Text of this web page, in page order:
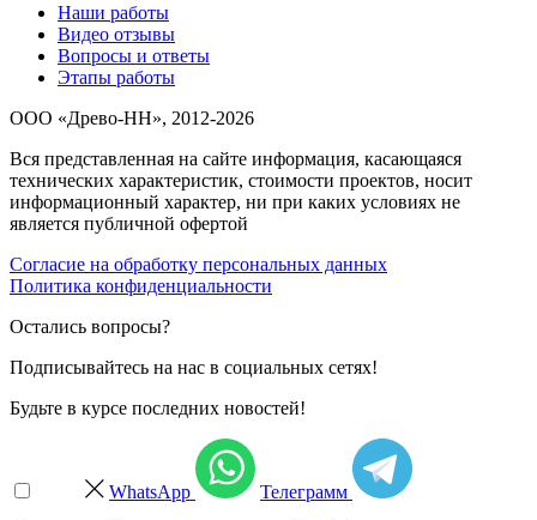
Наши работы
Видео отзывы
Вопросы и ответы
Этапы работы
ООО «Древо-НН», 2012-2026
Вся представленная на сайте информация, касающаяся
технических характеристик, стоимости проектов, носит
информационный характер, ни при каких условиях не
является публичной офертой
Согласие на обработку персональных данных
Политика конфиденциальности
Остались вопросы?
Подписывайтесь на нас в социальных сетях!
Будьте в курсе последних новостей!
WhatsApp
Телеграмм